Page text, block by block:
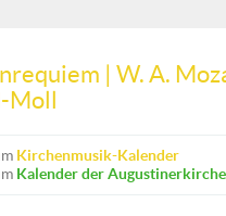
| W. A.
Moll
Kirchenmusik-Kalender
Kalender der Augustinerkirche